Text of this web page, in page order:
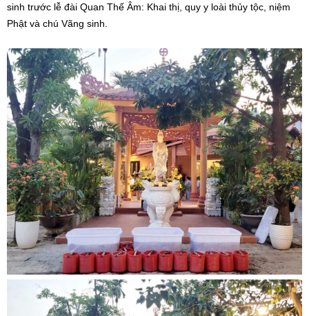
sinh trước lễ đài Quan Thế Âm: Khai thị, quy y loài thủy tộc, niệm
Phật và chú Vãng sinh.